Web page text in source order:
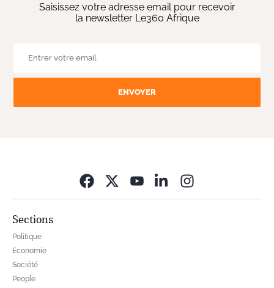
Saisissez votre adresse email pour recevoir
la newsletter Le360 Afrique
ENVOYER
Sections
Politique
Economie
Société
People